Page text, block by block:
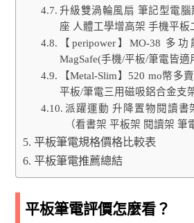
升級雙渦輪風扇 筆記型電
座 人體工學增高架 手機平板
【peripower】MO-38 多
MagSafe(手機/平板/筆電皆適
【Metal-Slim】520 mo幣多
平板/筆電三用磁吸鋁合金支
派躍運動 升降置物閱讀書
（看書架 平板架 閱讀架 筆
平板筆電規格價格比較表
平板筆電推薦總結
平板筆電評價怎麼看？